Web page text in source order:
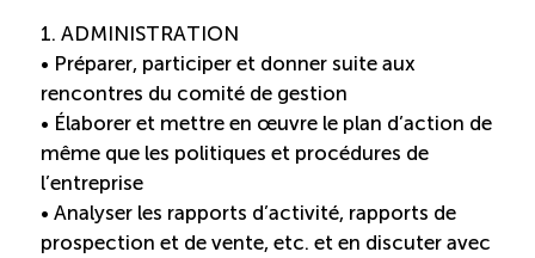
Programme EMERIT
Cuisinier : alternance travail-étude
Apprentissage en milieu de travail
1. ADMINISTRATION
• Préparer, participer et donner suite aux
rencontres du comité de gestion
• Élaborer et mettre en œuvre le plan d’action de
même que les politiques et procédures de
l’entreprise
• Analyser les rapports d’activité, rapports de
prospection et de vente, etc. et en discuter avec